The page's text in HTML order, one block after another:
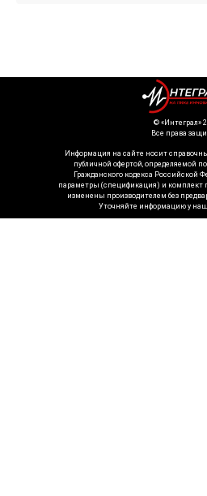
Информация на сайте носит
публичной офертой, определяемой
Гражданского кодекса Российской
параметры (спецификация) и комплект
изменены производителем без
Уточняйте информацию у
©️ «Интеграл»
Все права